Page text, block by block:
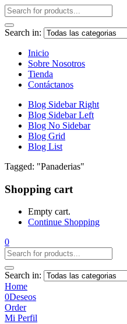
Search in:
Inicio
Sobre Nosotros
Tienda
Contáctanos
Blog Sidebar Right
Blog Sidebar Left
Blog No Sidebar
Blog Grid
Blog List
Tagged: "Panaderias"
Shopping cart
Empty cart.
Continue Shopping
0
Search in:
Home
0Deseos
Order
Mi Perfil